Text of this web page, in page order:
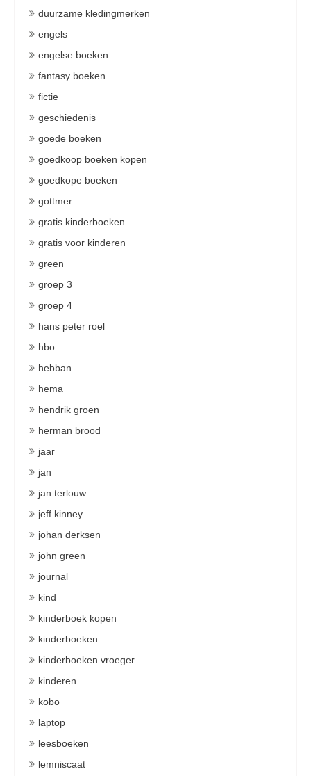
duurzame kledingmerken
engels
engelse boeken
fantasy boeken
fictie
geschiedenis
goede boeken
goedkoop boeken kopen
goedkope boeken
gottmer
gratis kinderboeken
gratis voor kinderen
green
groep 3
groep 4
hans peter roel
hbo
hebban
hema
hendrik groen
herman brood
jaar
jan
jan terlouw
jeff kinney
johan derksen
john green
journal
kind
kinderboek kopen
kinderboeken
kinderboeken vroeger
kinderen
kobo
laptop
leesboeken
lemniscaat